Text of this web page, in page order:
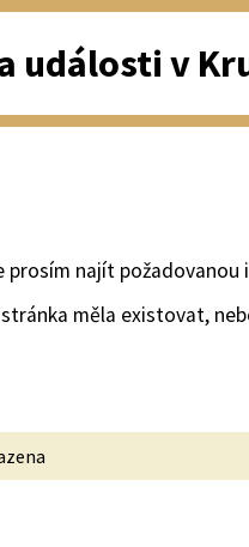
události v
prosím najít požadovanou
měla existovat,